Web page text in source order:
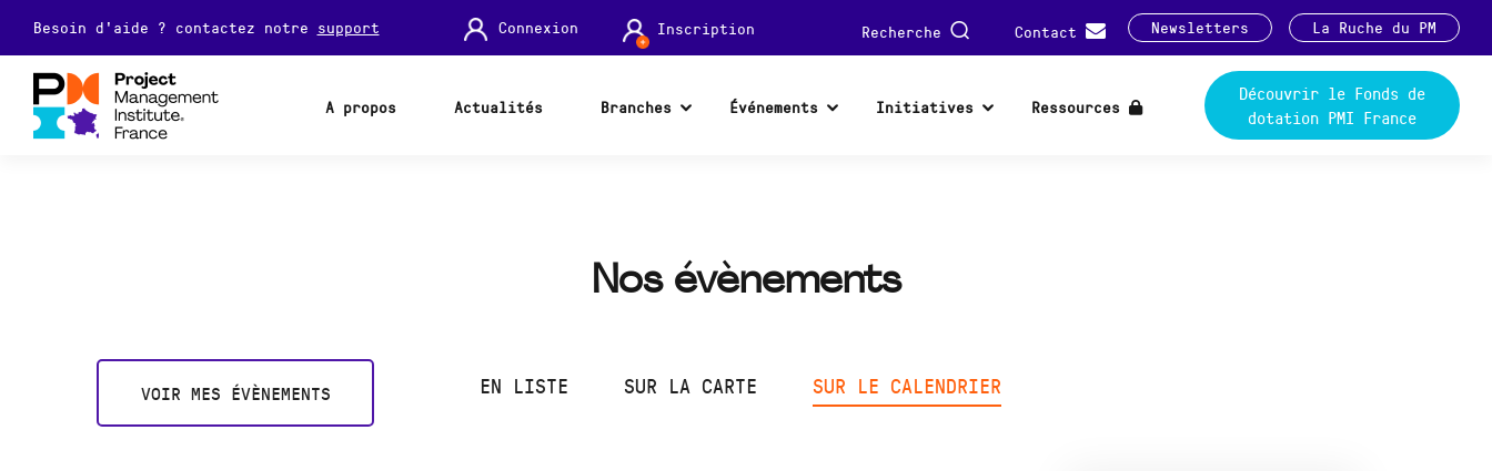
Besoin d'aide ? contactez notre support Connexion Inscription Recherche Contact Newsletters La Ruche du PM
A propos Actualités Branches Événements Initiatives Ressources
Découvrir le Fonds de
dotation PMI France
Nos évènements
VOIR MES ÉVÈNEMENTS EN LISTE SUR LA CARTE SUR LE CALENDRIER